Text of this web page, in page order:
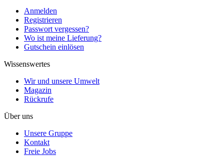
Anmelden
Registrieren
Passwort vergessen?
Wo ist meine Lieferung?
Gutschein einlösen
Wissenswertes
Wir und unsere Umwelt
Magazin
Rückrufe
Über uns
Unsere Gruppe
Kontakt
Freie Jobs